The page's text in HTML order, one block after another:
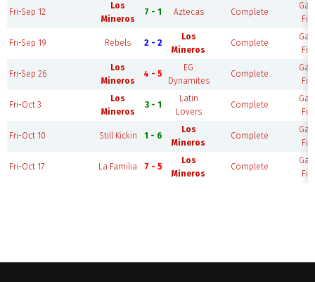
Fri-Sep 12
Los
Mineros
7 - 1 Aztecas Complete
Fri-Sep 19 Rebels 2 - 2
Los
Mineros
Complete
Fri-Sep 26
Los
Mineros
4 - 5
EG
Dynamites
Complete
Fri-Oct 3
Los
Mineros
3 - 1
Latin
Lovers
Complete
Fri-Oct 10 Still Kickin 1 - 6
Los
Mineros
Complete
Fri-Oct 17 La Familia 7 - 5
Los
Mineros
Complete